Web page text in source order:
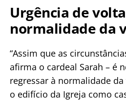
Urgência de
normalidade da
“Assim que as
afirma o cardeal Sarah – é
regressar à normalidade
o edifício da Igreja como